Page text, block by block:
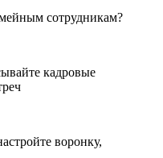
сотрудникам?
кадровые
воронку,